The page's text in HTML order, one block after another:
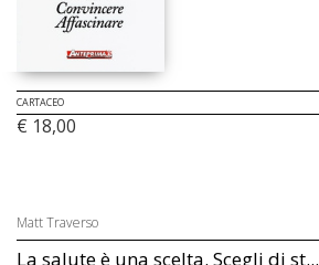
CARTACEO
€ 18,00
Matt Traverso
La salute è una scelta. Scegli di st...